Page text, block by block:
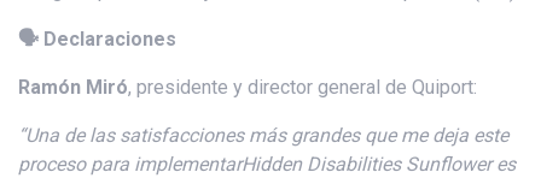
🗣 Declaraciones
Ramón Miró, presidente y director general de Quiport:
“Una de las satisfacciones más grandes que me deja este
proceso para implementarHidden Disabilities Sunflower es